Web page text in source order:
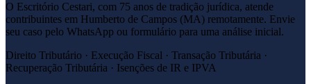
O Escritório Cestari, com 75 anos de tradição jurídica, atende
contribuintes em Humberto de Campos (MA) remotamente. Envie
seu caso pelo WhatsApp ou formulário para uma análise inicial.
Direito Tributário · Execução Fiscal · Transação Tributária ·
Recuperação Tributária · Isenções de IR e IPVA